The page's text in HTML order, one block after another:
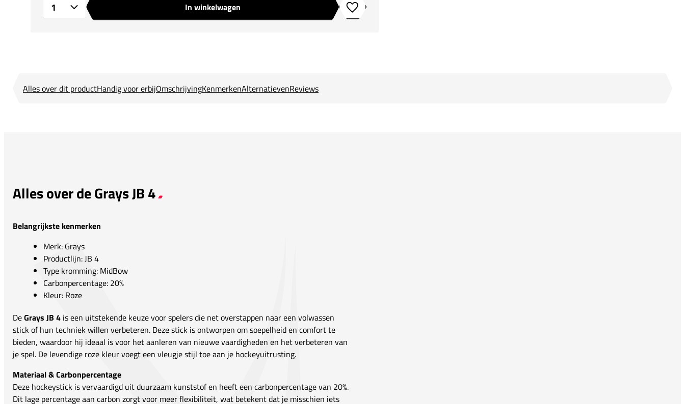
In winkelwagen Toevoegen aan verlanglijstje
Alles over dit productHandig voor erbijOmschrijvingKenmerkenAlternatievenReviews
Alles over de Grays JB 4
Belangrijkste kenmerken
Merk: Grays
Productlijn: JB 4
Type kromming: MidBow
Carbonpercentage: 20%
Kleur: Roze
DeGrays JB 4 is een uitstekende keuze voor spelers die net overstappen naar een volwassen
stick of hun techniek willen verbeteren. Deze stick is ontworpen om soepelheid en comfort te
bieden, waardoor hij ideaal is voor het aanleren van nieuwe vaardigheden en het verbeteren van
je spel. De levendige roze kleur voegt een vleugje stijl toe aan je hockeyuitrusting.
Materiaal & Carbonpercentage
Deze hockeystick is vervaardigd uit duurzaam kunststof en heeft een carbonpercentage van 20%.
Dit lage percentage aan carbon zorgt voor meer flexibiliteit, wat betekent dat je misschien iets